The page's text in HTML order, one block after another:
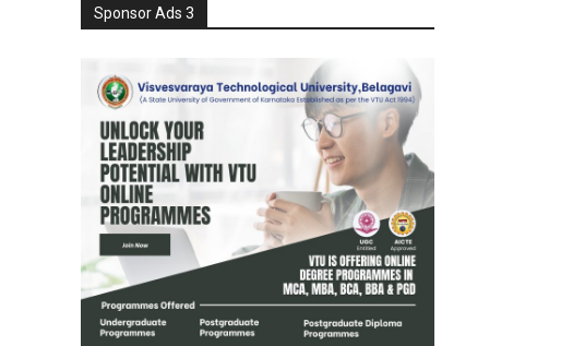
Sponsor Ads 3